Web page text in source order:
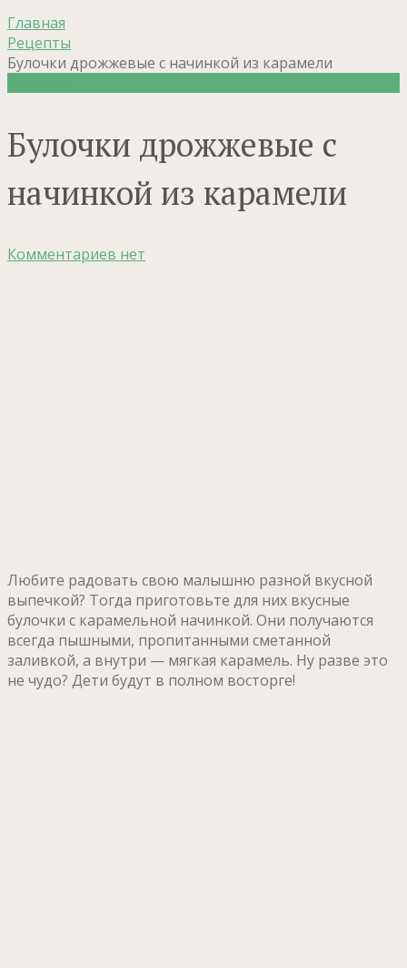
Главная
Рецепты
Булочки дрожжевые с начинкой из карамели
Булочки дрожжевые с
начинкой из карамели
Комментариев нет
Любите радовать свою малышню разной вкусной
выпечкой? Тогда приготовьте для них вкусные
булочки с карамельной начинкой. Они получаются
всегда пышными, пропитанными сметанной
заливкой, а внутри — мягкая карамель. Ну разве это
не чудо? Дети будут в полном восторге!